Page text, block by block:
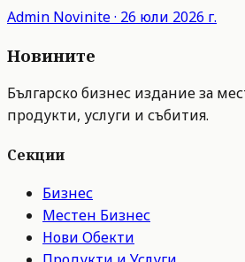
Admin Novinite· 26 юли 2026 г.
Новините
Българско бизнес издание за
продукти, услуги и събития.
Секции
Бизнес
Местен Бизнес
Нови Обекти